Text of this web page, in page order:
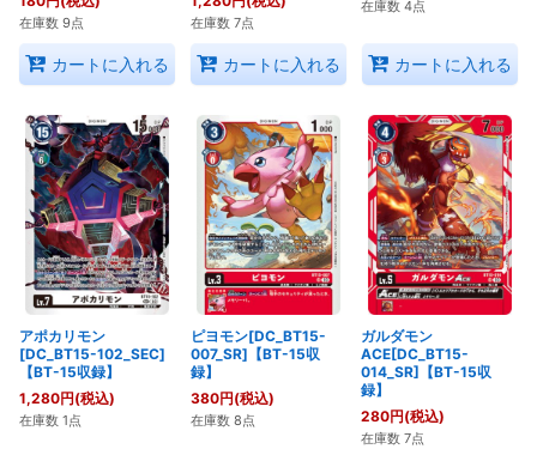
在庫数 9点
カートに入れる
在庫数 7点
カートに入れる
在庫数 4点
カートに入れる
アポカリモン
[DC_BT15-102_SEC]
【BT-15収録】
1,280円(税込)
在庫数 1点
ピヨモン[DC_BT15-
007_SR]【BT-15収
録】
380円(税込)
在庫数 8点
ガルダモン
ACE[DC_BT15-
014_SR]【BT-15収
録】
280円(税込)
在庫数 7点